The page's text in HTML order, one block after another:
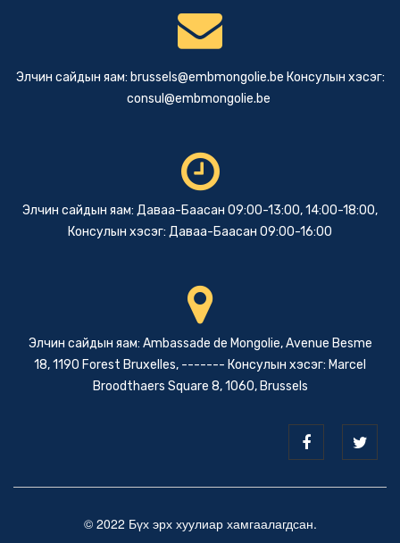
Элчин сайдын яам: brussels@embmongolie.be Консулын хэсэг:
consul@embmongolie.be
Элчин сайдын яам: Даваа-Баасан 09:00-13:00, 14:00-18:00,
Консулын хэсэг: Даваа-Баасан 09:00-16:00
Элчин сайдын яам: Ambassade de Mongolie, Avenue Besme
18, 1190 Forest Bruxelles, ------- Консулын хэсэг: Marcel
Broodthaers Square 8, 1060, Brussels
© 2022 Бүх эрх хуулиар хамгаалагдсан.